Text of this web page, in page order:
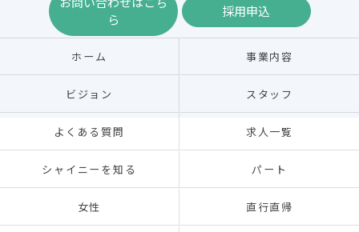
ら
採用申込
ホーム 事業内容
ビジョン スタッフ
よくある質問 求人一覧
シャイニーを知る パート
女性 直行直帰